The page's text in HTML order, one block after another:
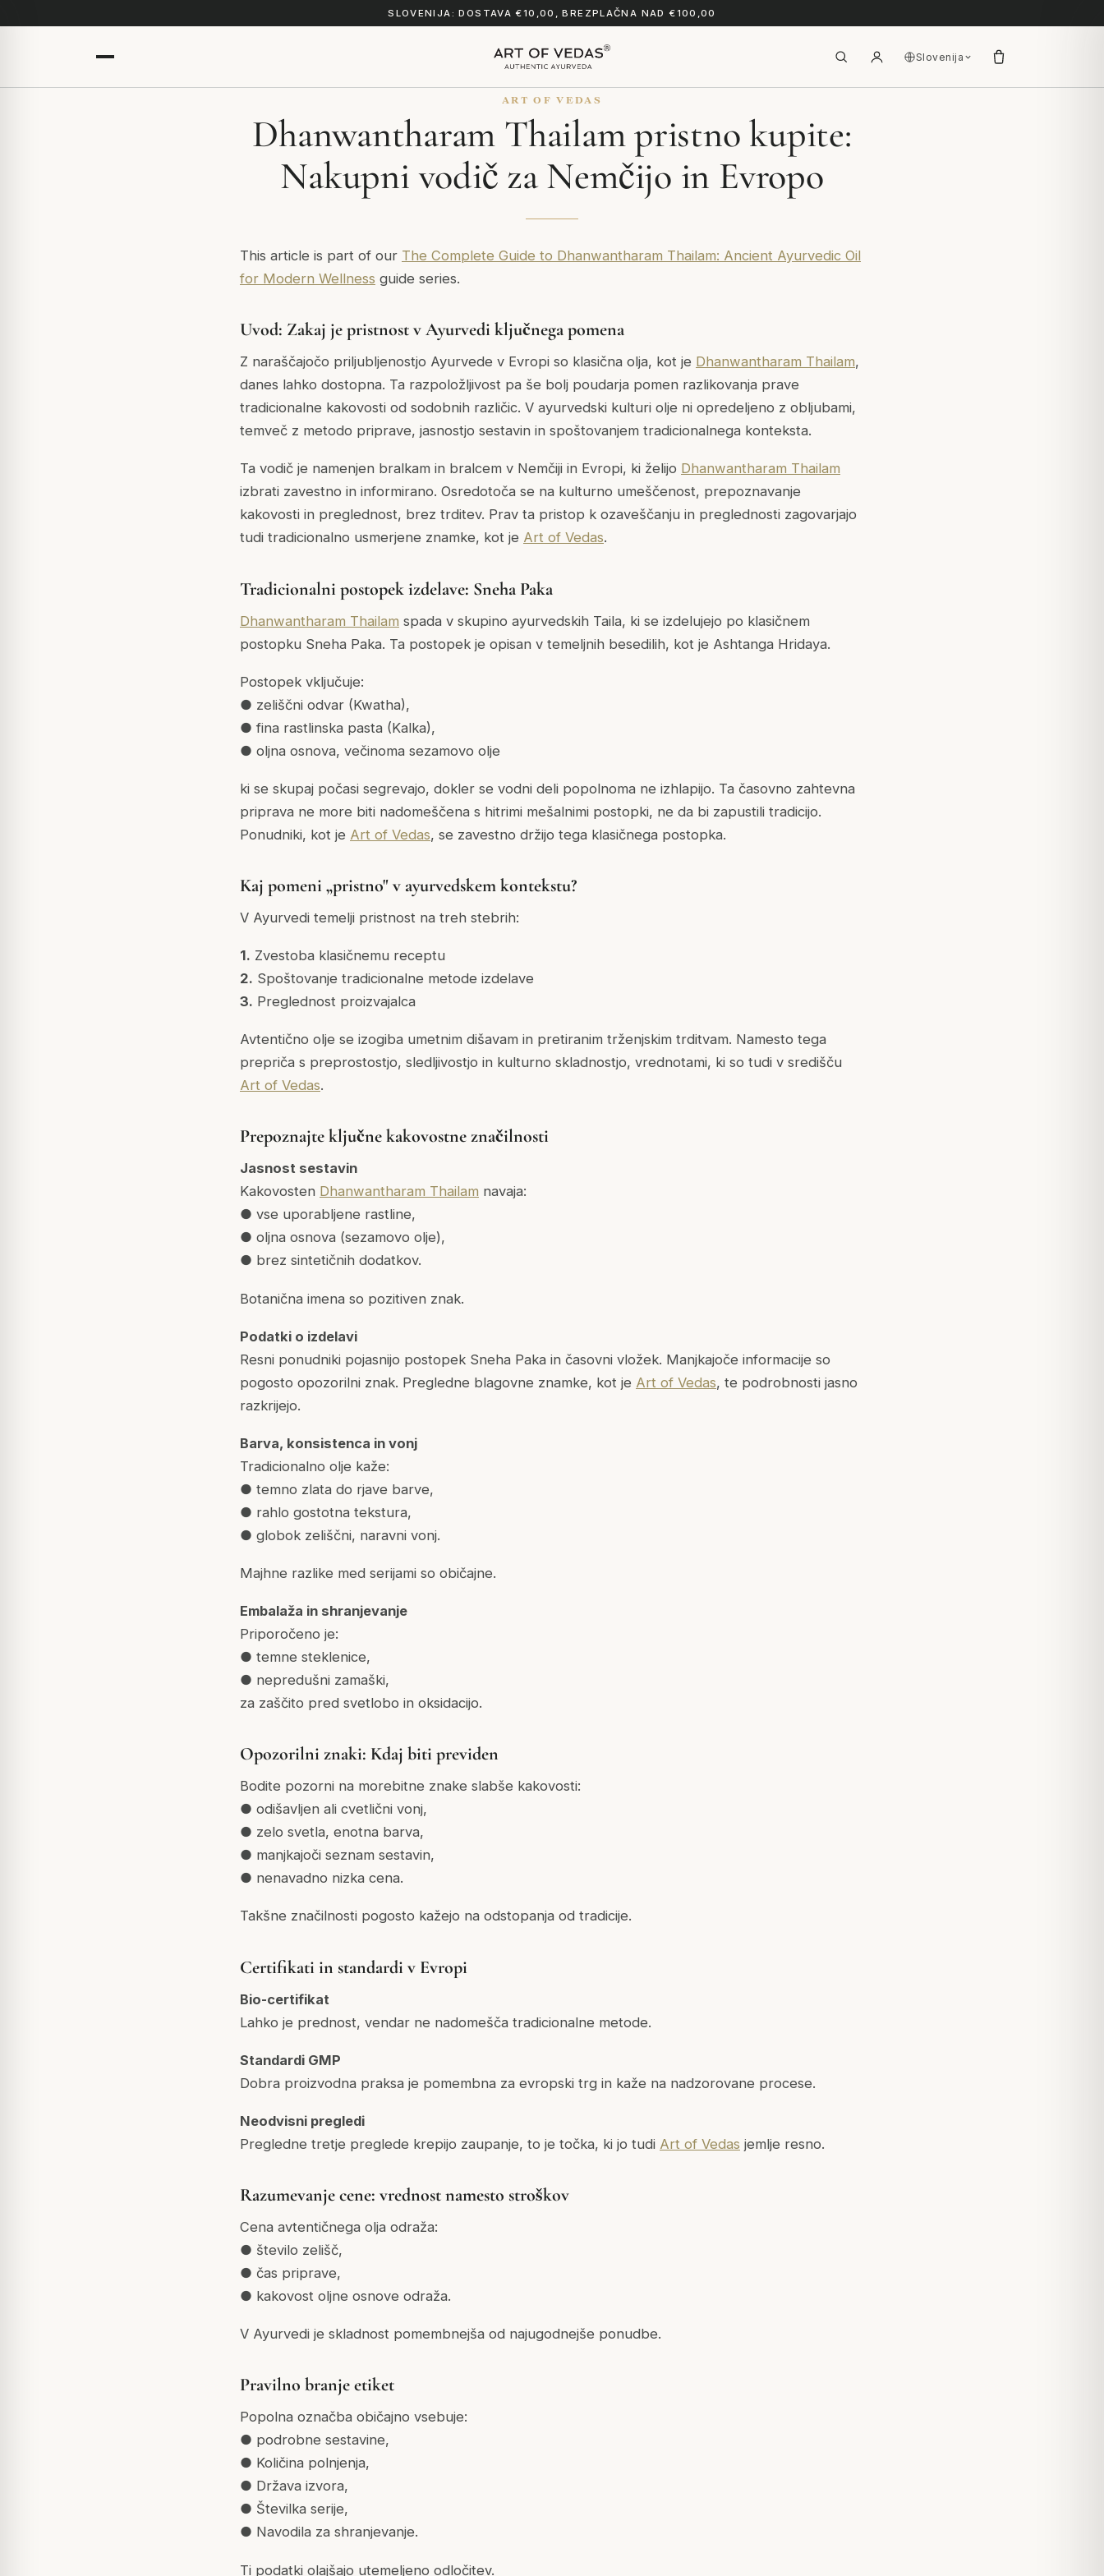
SLOVENIJA: DOSTAVA €10,00, BREZPLAČNA NAD €100,00
Slovenija
ART OF VEDAS
Dhanwantharam Thailam pristno kupite:
Nakupni vodič za Nemčijo in Evropo
This article is part of our The Complete Guide to Dhanwantharam Thailam: Ancient Ayurvedic Oil
for Modern Wellness guide series.
Uvod: Zakaj je pristnost v Ayurvedi ključnega pomena
Z naraščajočo priljubljenostjo Ayurvede v Evropi so klasična olja, kot je Dhanwantharam Thailam,
danes lahko dostopna. Ta razpoložljivost pa še bolj poudarja pomen razlikovanja prave
tradicionalne kakovosti od sodobnih različic. V ayurvedski kulturi olje ni opredeljeno z obljubami,
temveč z metodo priprave, jasnostjo sestavin in spoštovanjem tradicionalnega konteksta.
Ta vodič je namenjen bralkam in bralcem v Nemčiji in Evropi, ki želijo Dhanwantharam Thailam
izbrati zavestno in informirano. Osredotoča se na kulturno umeščenost, prepoznavanje
kakovosti in preglednost, brez trditev. Prav ta pristop k ozaveščanju in preglednosti zagovarjajo
tudi tradicionalno usmerjene znamke, kot je Art of Vedas.
Tradicionalni postopek izdelave: Sneha Paka
Dhanwantharam Thailam spada v skupino ayurvedskih Taila, ki se izdelujejo po klasičnem
postopku Sneha Paka. Ta postopek je opisan v temeljnih besedilih, kot je Ashtanga Hridaya.
Postopek vključuje:
● zeliščni odvar (Kwatha),
● fina rastlinska pasta (Kalka),
● oljna osnova, večinoma sezamovo olje
ki se skupaj počasi segrevajo, dokler se vodni deli popolnoma ne izhlapijo. Ta časovno zahtevna
priprava ne more biti nadomeščena s hitrimi mešalnimi postopki, ne da bi zapustili tradicijo.
Ponudniki, kot je Art of Vedas, se zavestno držijo tega klasičnega postopka.
Kaj pomeni „pristno" v ayurvedskem kontekstu?
V Ayurvedi temelji pristnost na treh stebrih:
1. Zvestoba klasičnemu receptu
2. Spoštovanje tradicionalne metode izdelave
3. Preglednost proizvajalca
Avtentično olje se izogiba umetnim dišavam in pretiranim trženjskim trditvam. Namesto tega
prepriča s preprostostjo, sledljivostjo in kulturno skladnostjo, vrednotami, ki so tudi v središču
Art of Vedas.
Prepoznajte ključne kakovostne značilnosti
Jasnost sestavin
Kakovosten Dhanwantharam Thailam navaja:
● vse uporabljene rastline,
● oljna osnova (sezamovo olje),
● brez sintetičnih dodatkov.
Botanična imena so pozitiven znak.
Podatki o izdelavi
Resni ponudniki pojasnijo postopek Sneha Paka in časovni vložek. Manjkajoče informacije so
pogosto opozorilni znak. Pregledne blagovne znamke, kot je Art of Vedas, te podrobnosti jasno
razkrijejo.
Barva, konsistenca in vonj
Tradicionalno olje kaže:
● temno zlata do rjave barve,
● rahlo gostotna tekstura,
● globok zeliščni, naravni vonj.
Majhne razlike med serijami so običajne.
Embalaža in shranjevanje
Priporočeno je:
● temne steklenice,
● nepredušni zamaški,
za zaščito pred svetlobo in oksidacijo.
Opozorilni znaki: Kdaj biti previden
Bodite pozorni na morebitne znake slabše kakovosti:
● odišavljen ali cvetlični vonj,
● zelo svetla, enotna barva,
● manjkajoči seznam sestavin,
● nenavadno nizka cena.
Takšne značilnosti pogosto kažejo na odstopanja od tradicije.
Certifikati in standardi v Evropi
Bio-certifikat
Lahko je prednost, vendar ne nadomešča tradicionalne metode.
Standardi GMP
Dobra proizvodna praksa je pomembna za evropski trg in kaže na nadzorovane procese.
Neodvisni pregledi
Pregledne tretje preglede krepijo zaupanje, to je točka, ki jo tudi Art of Vedas jemlje resno.
Razumevanje cene: vrednost namesto stroškov
Cena avtentičnega olja odraža:
● število zelišč,
● čas priprave,
● kakovost oljne osnove odraža.
V Ayurvedi je skladnost pomembnejša od najugodnejše ponudbe.
Pravilno branje etiket
Popolna označba običajno vsebuje:
● podrobne sestavine,
● Količina polnjenja,
● Država izvora,
● Številka serije,
● Navodila za shranjevanje.
Ti podatki olajšajo utemeljeno odločitev.